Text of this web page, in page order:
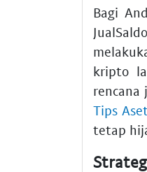
Bagi
kripto
rencana
Tips
tetap